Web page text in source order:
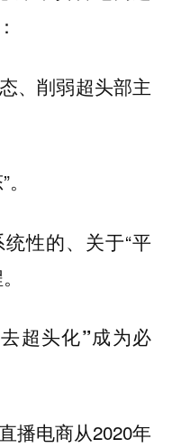
、削弱超头部主
性的、关于“平
超头化”成为必
播电商从2020年